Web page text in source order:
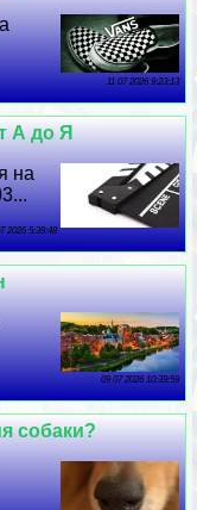
11 07 2026 9:23:13
А до Я
на
2026 5:39:48
09 07 2026 10:39:59
собаки?